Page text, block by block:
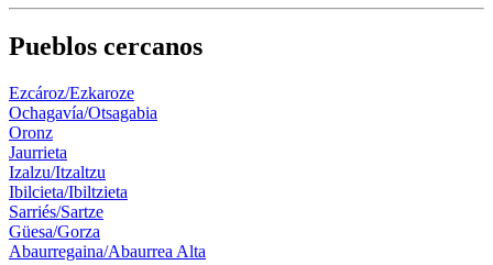
Pueblos cercanos
Ezcároz/Ezkaroze
Ochagavía/Otsagabia
Oronz
Jaurrieta
Izalzu/Itzaltzu
Ibilcieta/Ibiltzieta
Sarriés/Sartze
Güesa/Gorza
Abaurregaina/Abaurrea Alta